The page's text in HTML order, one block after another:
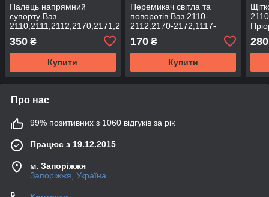
Палець напрямний
супорту Ваз
2110,2111,2112,2170,2171,2172,
350 ₴
Купити
Перемикач світла та
поворотів Ваз 2110-
2112,2170-2172,1117-
170₴
Купити
280
Про нас
99% позитивних з 1060 відгуків за рік
Працює з 19.12.2015
м. Запоріжжя
Запоріжжя, Україна